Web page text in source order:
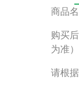
商品
购买
为准）
请根